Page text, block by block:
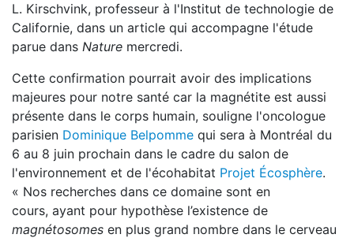
L. Kirschvink, professeur à l'Institut de technologie de
Californie, dans un article qui accompagne l'étude
parue dans Nature mercredi.
Cette confirmation pourrait avoir des implications
majeures pour notre santé car la magnétite est aussi
présente dans le corps humain, souligne l'oncologue
parisien Dominique Belpomme qui sera à Montréal du
6 au 8 juin prochain dans le cadre du salon de
l'environnement et de l'écohabitat Projet Écosphère.
« Nos recherches dans ce domaine sont en
cours, ayant pour hypothèse l’existence de
magnétosomes en plus grand nombre dans le cerveau